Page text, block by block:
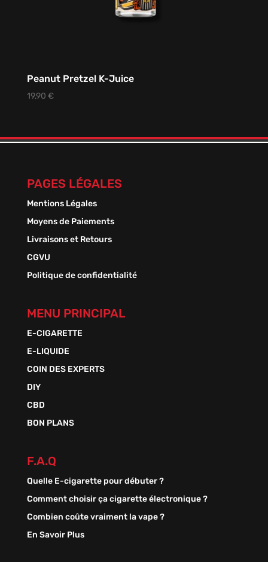
Peanut Pretzel K-Juice
19,90 €
PAGES LÉGALES
Mentions Légales
Moyens de Paiements
Livraisons et Retours
CGVU
Politique de confidentialité
MENU PRINCIPAL
E-CIGARETTE
E-LIQUIDE
COIN DES EXPERTS
DIY
CBD
BON PLANS
F.A.Q
Quelle E-cigarette pour débuter ?
Comment choisir ça cigarette électronique ?
Combien coûte vraiment la vape ?
En Savoir Plus